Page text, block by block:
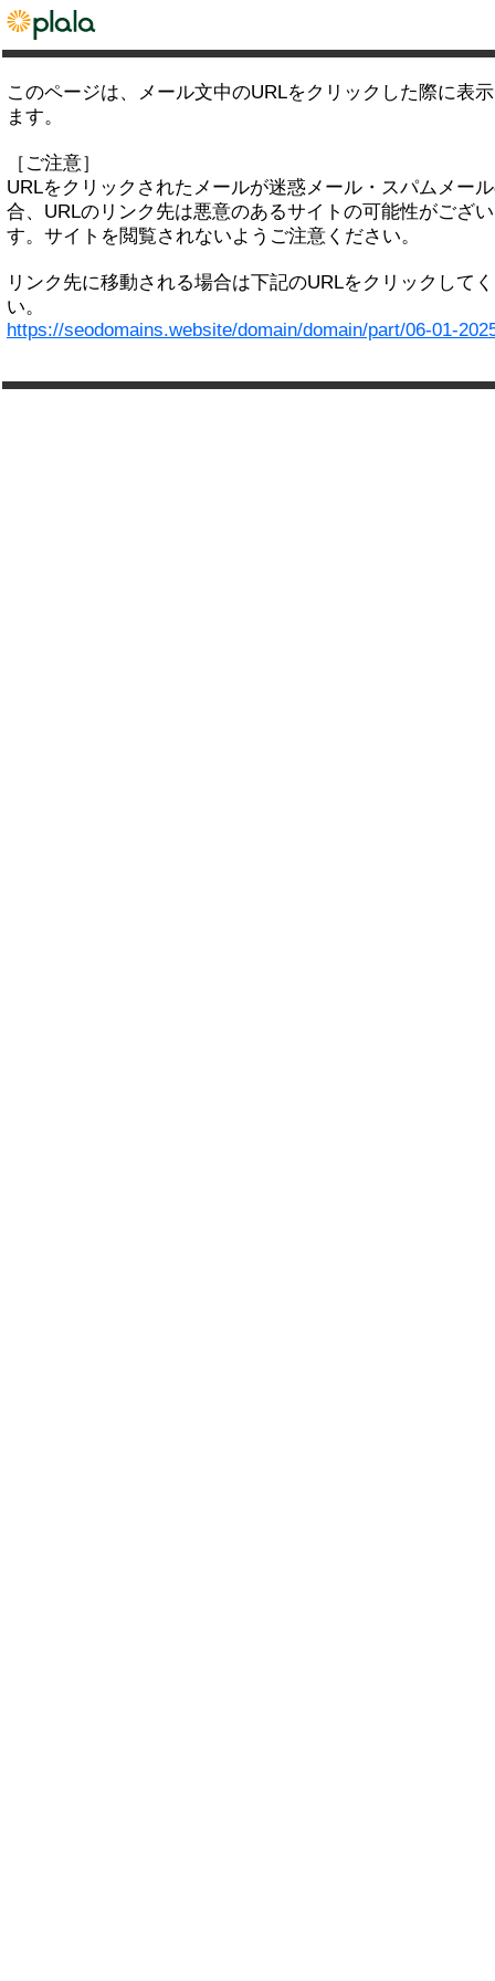
このページは、メール文中のURLをクリックした際に表
ます。
［ご注意］
URLをクリックされたメールが迷惑メール・スパムメー
合、URLのリンク先は悪意のあるサイトの可能性がござ
す。サイトを閲覧されないようご注意ください。
リンク先に移動される場合は下記のURLをクリックして
い。
https://seodomains.website/domain/domain/part/06-01-